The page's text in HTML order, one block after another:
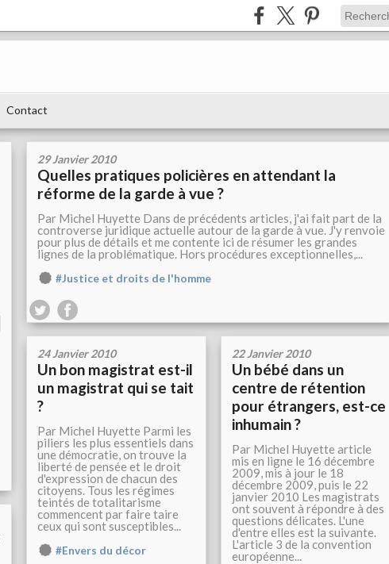
Contact
29 Janvier 2010
Quelles pratiques policières en attendant la
réforme de la garde à vue ?
Par Michel Huyette Dans de précédents articles, j'ai fait part de la
controverse juridique actuelle autour de la garde à vue. J'y renvoie
pour plus de détails et me contente ici de résumer les grandes
lignes de la problématique. Hors procédures exceptionnelles,...
#Justice et droits de l'homme
24 Janvier 2010
Un bon magistrat est-il
un magistrat qui se tait
?
Par Michel Huyette Parmi les
piliers les plus essentiels dans
une démocratie, on trouve la
liberté de pensée et le droit
d'expression de chacun des
citoyens. Tous les régimes
teintés de totalitarisme
commencent par faire taire
ceux qui sont susceptibles...
#Envers du décor
22 Janvier 2010
Un bébé dans un
centre de rétention
pour étrangers, est-ce
inhumain ?
Par Michel Huyette article
mis en ligne le 16 décembre
2009, mis à jour le 18
décembre 2009, puis le 22
janvier 2010 Les magistrats
ont souvent à répondre à des
questions délicates. L'une
d'entre elles est la suivante.
L'article 3 de la convention
européenne...